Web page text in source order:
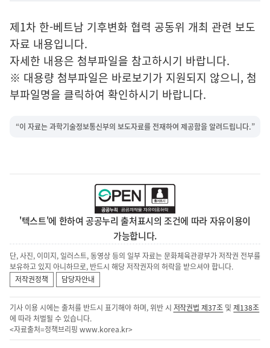
제1차 한-베트남 기후변화 협력 공동위 개최 관련 보도
자료 내용입니다.
자세한 내용은 첨부파일을 참고하시기 바랍니다.
※ 대용량 첨부파일은 바로보기가 지원되지 않으니, 첨
부파일명을 클릭하여 확인하시기 바랍니다.
“이 자료는 과학기술정보통신부의 보도자료를 전재하여 제공함을 알려드립니다.”
'텍스트'에 한하여 공공누리 출처표시의 조건에 따라 자유이용이
가능합니다.
단, 사진, 이미지, 일러스트, 동영상 등의 일부 자료는 문화체육관광부가 저작권 전부를
보유하고 있지 아니하므로, 반드시 해당 저작권자의 허락을 받으셔야 합니다.
저작권정책
담당자안내
기사 이용 시에는 출처를 반드시 표기해야 하며, 위반 시 저작권법 제37조 및제138조
에 따라 처벌될 수 있습니다.
<자료출처=정책브리핑 www.korea.kr>